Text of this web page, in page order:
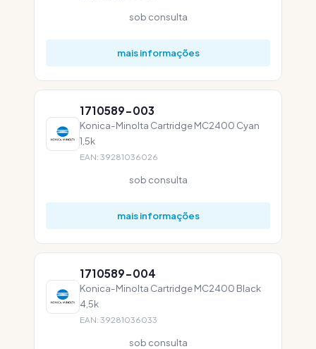
sob consulta
mais informações
1710589-003
Konica-Minolta Cartridge MC2400 Cyan
1,5k
EAN: 39281036026
sob consulta
mais informações
1710589-004
Konica-Minolta Cartridge MC2400 Black
4,5k
EAN: 39281036033
sob consulta